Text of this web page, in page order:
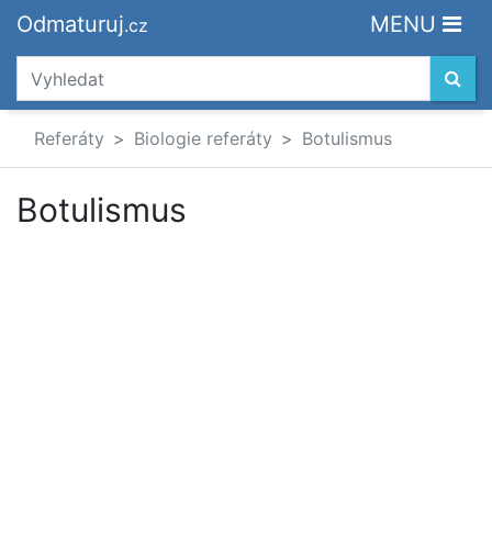
Odmaturuj.cz MENU
Referáty Biologie referáty Botulismus
Botulismus